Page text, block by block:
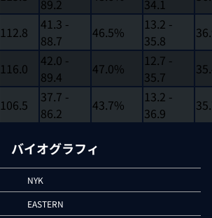
89.2
34.1
112.8
41.3 -
88.7
46.5%
13.2 -
35.8
116.0
42.0 -
89.4
47.0%
12.7 -
35.7
106.5
37.7 -
86.2
43.7%
13.2 -
36.9
バイオグラフィ
NYK
EASTERN